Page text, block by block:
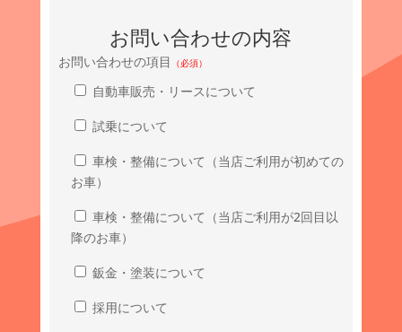
お問い合わせの内容
お問い合わせの項目 （必須）
自動車販売・リースについて
試乗について
車検・整備について（当店ご利用が初めての
お車）
車検・整備について（当店ご利用が2回目以
降のお車）
鈑金・塗装について
採用について